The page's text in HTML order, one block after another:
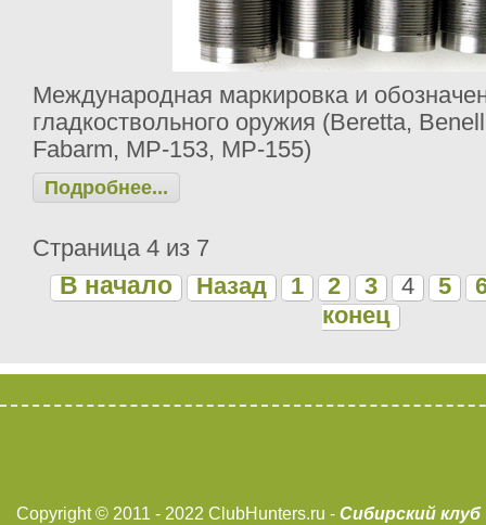
Международная маркировка и
гладкоствольного оружия (Beretta,
Fabarm, МР-153, МР-155)
Подробнее...
Страница 4 из 7
В начало
Назад 1 2 3 4 5
конец
Copyright © 2011 - 2022 ClubHunters.ru - Сибирский